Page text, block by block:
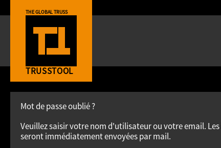
THE GLOBAL TRUSS
TRUSSTOOL
Mot de passe oublié ?
Veuillez saisir votre nom d'utilisateur ou votre email.
seront immédiatement envoyées par mail.